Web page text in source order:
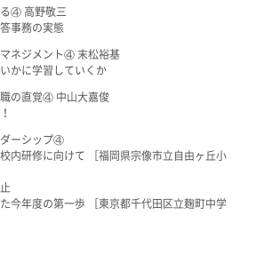
④ 高野敬三
事務の実態
ネジメント④ 末松裕基
かに学習していくか
の直覚④ 中山大嘉俊
ーシップ④
内研修に向けて ［福岡県宗像市立自由ヶ丘小
今年度の第一歩 ［東京都千代田区立麹町中学